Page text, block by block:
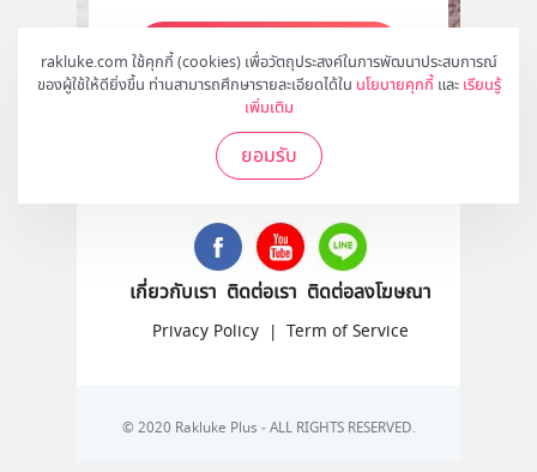
rakluke.com ใช้คุกกี้ (cookies) เพื่อวัตถุประสงค์ในการพัฒนาประสบการณ์
ของผู้ใช้ให้ดียิ่งขึ้น ท่านสามารถศึกษารายละเอียดได้ใน นโยบายคุกกี้ และ เรียนรู้
เพิ่มเติม
ยอมรับ
สมัคร
ติดตามเราได้ที่
เกี่ยวกับเรา ติดต่อเรา ติดต่อลงโฆษณา
Privacy Policy | Term of Service
© 2020 Rakluke Plus - ALL RIGHTS RESERVED.